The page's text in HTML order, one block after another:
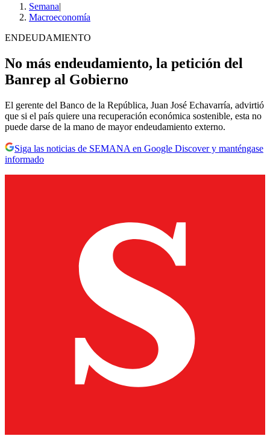
Semana|
Macroeconomía
ENDEUDAMIENTO
No más endeudamiento, la petición del
Banrep al Gobierno
El gerente del Banco de la República, Juan José Echavarría, advirtió
que si el país quiere una recuperación económica sostenible, esta no
puede darse de la mano de mayor endeudamiento externo.
Siga las noticias de SEMANA en Google Discover y manténgase
informado